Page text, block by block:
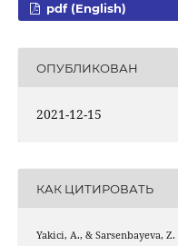
pdf (English)
ОПУБЛИКОВАН
2021-12-15
КАК ЦИТИРОВАТЬ
Yakici, A., & Sarsenbayeva,